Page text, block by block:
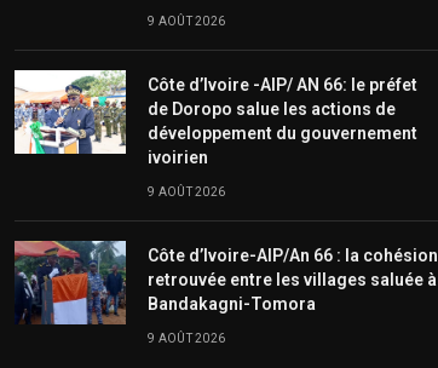
9 AOÛT 2026
Côte d’Ivoire -AIP/ AN 66: le préfet
de Doropo salue les actions de
développement du gouvernement
ivoirien
9 AOÛT 2026
Côte d’Ivoire-AIP/An 66 : la cohésion
retrouvée entre les villages saluée à
Bandakagni-Tomora
9 AOÛT 2026